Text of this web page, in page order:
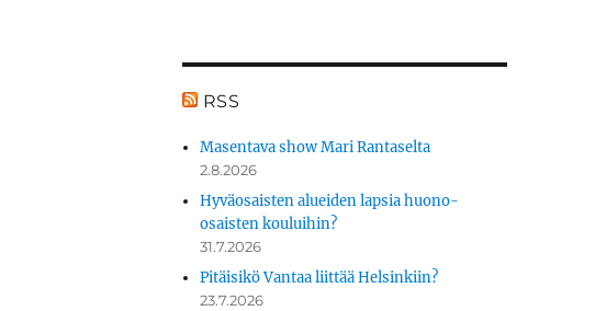
RSS
Masentava show Mari Rantaselta
2.8.2026
Hyväosaisten alueiden lapsia huono-
osaisten kouluihin?
31.7.2026
Pitäisikö Vantaa liittää Helsinkiin?
23.7.2026